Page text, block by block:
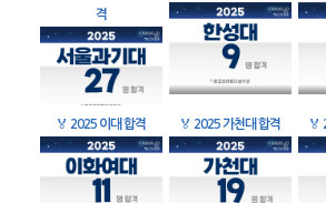
격
🏅 2025 이대 합격 🏅 2025 가천대 합격 🏅